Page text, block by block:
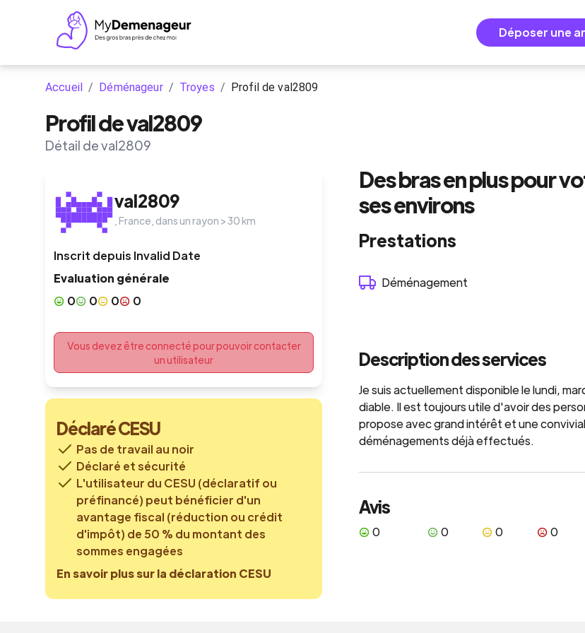
Déposer une
Accueil / Déménageur / Troyes / Profil de val2809
Profil de val2809
Détail de val2809
val2809
France , dans un rayon > 30 km
Inscrit depuis Invalid Date
Evaluation générale
0
0 0 0
Vous devez être connecté pour pouvoir contacter
un utilisateur
Déclaré CESU
Pas de travail au noir
Déclaré et sécurité
L'utilisateur du CESU (déclaratif ou
préfinancé) peut bénéficier d'un
avantage fiscal (réduction ou crédit
d'impôt) de 50 % du montant des
sommes engagées
En savoir plus sur la déclaration CESU
Des bras en plus pour
ses environs
Prestations
Déménagement
Description des services
Je suis actuellement disponible le lundi,
diable. Il est toujours utile d'avoir des
propose avec grand intérêt et une
déménagements déjà effectués.
Avis
0 0 0 0